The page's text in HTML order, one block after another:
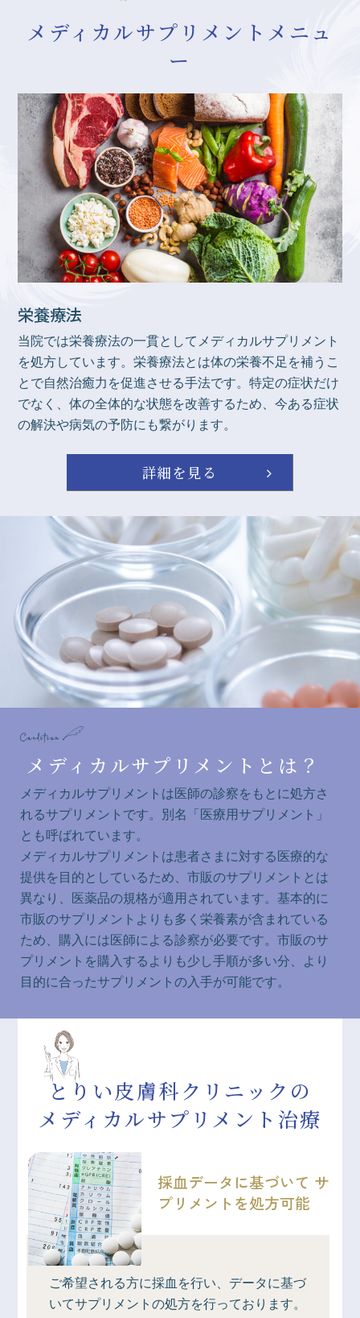
メディカルサプリメントメニュ
ー
栄養療法
当院では栄養療法の一貫としてメディカルサプリメント
を処方しています。栄養療法とは体の栄養不足を補うこ
とで自然治癒力を促進させる手法です。特定の症状だけ
でなく、体の全体的な状態を改善するため、今ある症状
の解決や病気の予防にも繋がります。
詳細を見る
メディカルサプリメントとは？
メディカルサプリメントは医師の診察をもとに処方さ
れるサプリメントです。別名「医療用サプリメント」
とも呼ばれています。
メディカルサプリメントは患者さまに対する医療的な
提供を目的としているため、市販のサプリメントとは
異なり、医薬品の規格が適用されています。基本的に
市販のサプリメントよりも多く栄養素が含まれている
ため、購入には医師による診察が必要です。市販のサ
プリメントを購入するよりも少し手順が多い分、より
目的に合ったサプリメントの入手が可能です。
とりい皮膚科クリニックの
メディカルサプリメント治療
採血データに基づいて サ
プリメントを処方可能
ご希望される方に採血を行い、データに基づ
いてサプリメントの処方を行っております。